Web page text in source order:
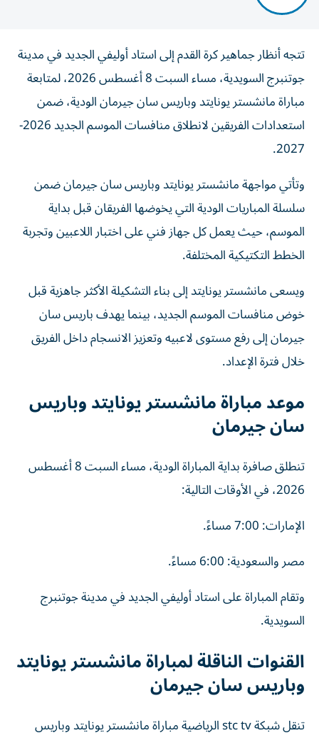
تتجه أنظار جماهير كرة القدم إلى استاد أوليفي الجديد في مدينة
جوتنبرج السويدية، مساء السبت 8 أغسطس 2026، لمتابعة
مباراة مانشستر يونايتد وباريس سان جيرمان الودية، ضمن
استعدادات الفريقين لانطلاق منافسات الموسم الجديد 2026-
2027.
وتأتي مواجهة مانشستر يونايتد وباريس سان جيرمان ضمن
سلسلة المباريات الودية التي يخوضها الفريقان قبل بداية
الموسم، حيث يعمل كل جهاز فني على اختبار اللاعبين وتجربة
الخطط التكتيكية المختلفة.
ويسعى مانشستر يونايتد إلى بناء التشكيلة الأكثر جاهزية قبل
خوض منافسات الموسم الجديد، بينما يهدف باريس سان
جيرمان إلى رفع مستوى لاعبيه وتعزيز الانسجام داخل الفريق
خلال فترة الإعداد.
موعد مباراة مانشستر يونايتد وباريس
سان جيرمان
تنطلق صافرة بداية المباراة الودية، مساء السبت 8 أغسطس
2026، في الأوقات التالية:
الإمارات: 7:00 مساءً.
مصر والسعودية: 6:00 مساءً.
وتقام المباراة على استاد أوليفي الجديد في مدينة جوتنبرج
السويدية.
القنوات الناقلة لمباراة مانشستر يونايتد
وباريس سان جيرمان
تنقل شبكة stc tv الرياضية مباراة مانشستر يونايتد وباريس